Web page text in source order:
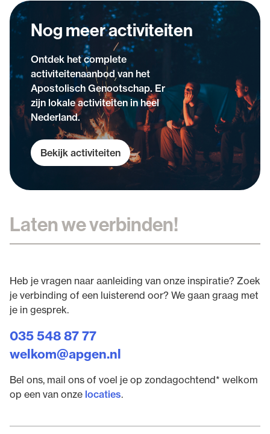
Nog meer activiteiten
Ontdek het complete
activiteitenaanbod van het
Apostolisch Genootschap. Er
zijn lokale activiteiten in heel
Nederland.
Bekijk activiteiten
Laten we verbinden!
Heb je vragen naar aanleiding van onze inspiratie? Zoek
je verbinding of een luisterend oor? We gaan graag met
je in gesprek.
035 548 87 77
welkom@apgen.nl
Bel ons, mail ons of voel je op zondagochtend* welkom
op een van onze locaties.